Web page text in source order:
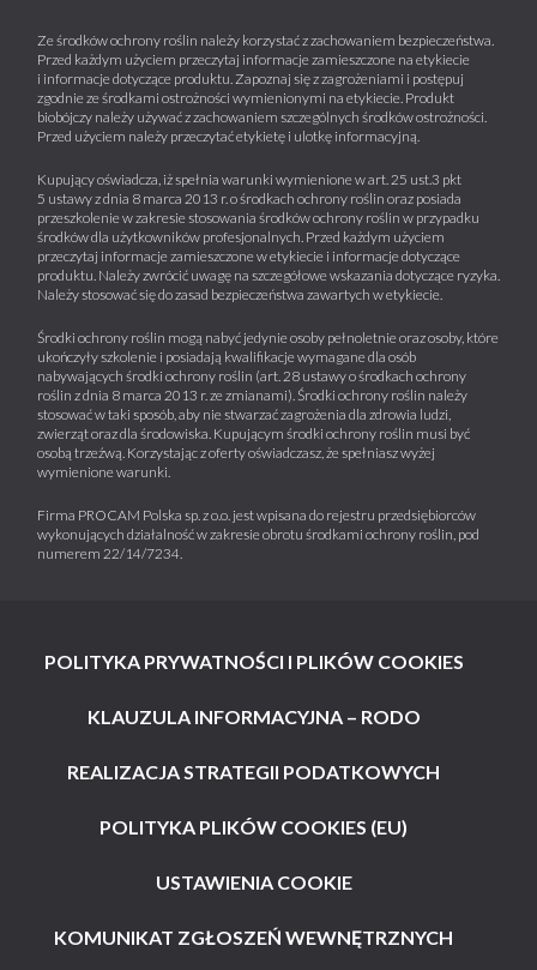
Ze środków ochrony roślin należy korzystać z zachowaniem bezpieczeństwa.
Przed każdym użyciem przeczytaj informacje zamieszczone na etykiecie
i informacje dotyczące produktu. Zapoznaj się z zagrożeniami i postępuj
zgodnie ze środkami ostrożności wymienionymi na etykiecie. Produkt
biobójczy należy używać z zachowaniem szczególnych środków ostrożności.
Przed użyciem należy przeczytać etykietę i ulotkę informacyjną.
Kupujący oświadcza, iż spełnia warunki wymienione w art. 25 ust.3 pkt
5 ustawy z dnia 8 marca 2013 r. o środkach ochrony roślin oraz posiada
przeszkolenie w zakresie stosowania środków ochrony roślin w przypadku
środków dla użytkowników profesjonalnych. Przed każdym użyciem
przeczytaj informacje zamieszczone w etykiecie i informacje dotyczące
produktu. Należy zwrócić uwagę na szczegółowe wskazania dotyczące ryzyka.
Należy stosować się do zasad bezpieczeństwa zawartych w etykiecie.
Środki ochrony roślin mogą nabyć jedynie osoby pełnoletnie oraz osoby, które
ukończyły szkolenie i posiadają kwalifikacje wymagane dla osób
nabywających środki ochrony roślin (art. 28 ustawy o środkach ochrony
roślin z dnia 8 marca 2013 r. ze zmianami). Środki ochrony roślin należy
stosować w taki sposób, aby nie stwarzać zagrożenia dla zdrowia ludzi,
zwierząt oraz dla środowiska. Kupującym środki ochrony roślin musi być
osobą trzeźwą. Korzystając z oferty oświadczasz, że spełniasz wyżej
wymienione warunki.
Firma PROCAM Polska sp. z o.o. jest wpisana do rejestru przedsiębiorców
wykonujących działalność w zakresie obrotu środkami ochrony roślin, pod
numerem 22/14/7234.
POLITYKA PRYWATNOŚCI I PLIKÓW COOKIES
KLAUZULA INFORMACYJNA – RODO
REALIZACJA STRATEGII PODATKOWYCH
POLITYKA PLIKÓW COOKIES (EU)
USTAWIENIA COOKIE
KOMUNIKAT ZGŁOSZEŃ WEWNĘTRZNYCH